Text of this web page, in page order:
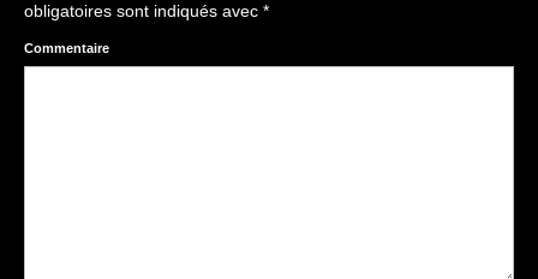
Enfants
obligatoires sont indiqués avec *
Commentaire